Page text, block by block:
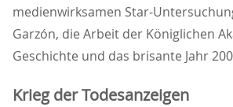
medienwirksamen Star-
Garzón, die Arbeit der Königlichen
Geschichte und das brisante Jahr
Krieg der Todesanzeigen